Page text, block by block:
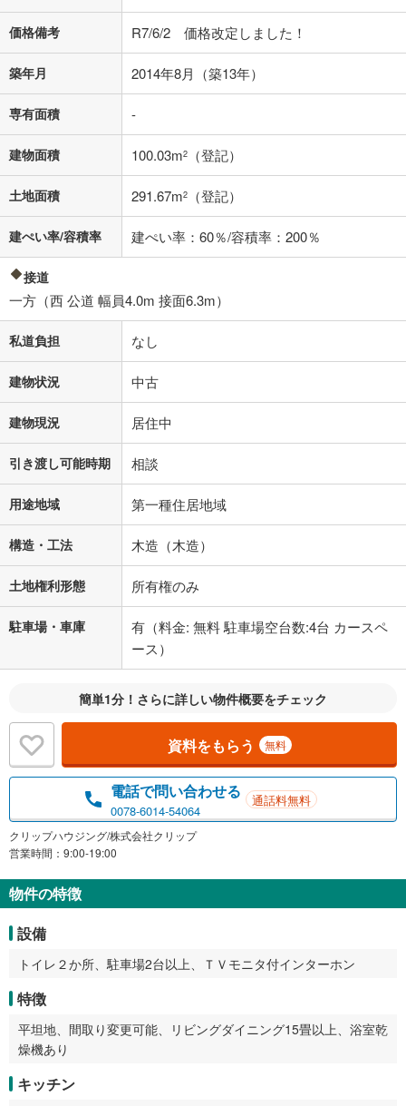
条件によってお借り入れができないことがあります。
不動産会社に購入相談をする
価格備考 R7/6/2 価格改定しました！
築年月 2014年8月（築13年）
専有面積 -
建物面積 100.03m2 （登記）
土地面積 291.67m2 （登記）
建ぺい率/容積率 建ぺい率：60％/容積率：200％
接道
一方（西 公道 幅員4.0m 接面6.3m）
私道負担 なし
建物状況 中古
建物現況 居住中
引き渡し可能時期 相談
用途地域 第一種住居地域
構造・工法 木造（木造）
土地権利形態 所有権のみ
駐車場・車庫
有（料金: 無料 駐車場空台数:4台 カースペ
ース）
簡単1分！さらに詳しい物件概要をチェック
資料をもらう 無料
電話で問い合わせる
0078-6014-54064
通話料無料
クリップハウジング/株式会社クリップ
営業時間：9:00-19:00
物件の特徴
設備
トイレ２か所、駐車場2台以上、ＴＶモニタ付インターホン
特徴
平坦地、間取り変更可能、リビングダイニング15畳以上、浴室乾
燥機あり
キッチン